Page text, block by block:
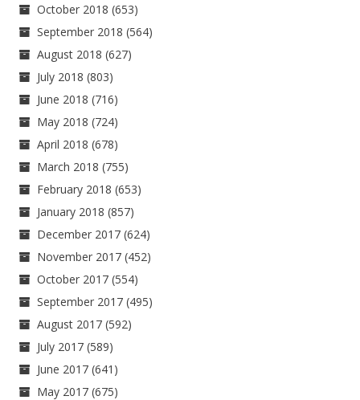
October 2018 (653)
September 2018 (564)
August 2018 (627)
July 2018 (803)
June 2018 (716)
May 2018 (724)
April 2018 (678)
March 2018 (755)
February 2018 (653)
January 2018 (857)
December 2017 (624)
November 2017 (452)
October 2017 (554)
September 2017 (495)
August 2017 (592)
July 2017 (589)
June 2017 (641)
May 2017 (675)